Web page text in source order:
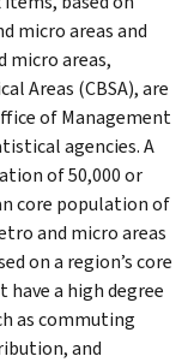
micro areas and
micro areas,
Areas (CBSA), are
of Management
agencies. A
of 50,000 or
core population of
and micro areas
on a region’s core
a high degree
as commuting
and